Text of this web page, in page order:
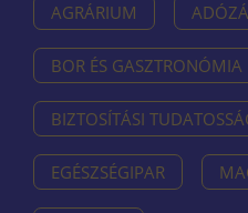
AGRÁRIUM
BOR ÉS GASZTRONÓMIA
BIZTOSÍTÁSI
EGÉSZSÉGIPAR